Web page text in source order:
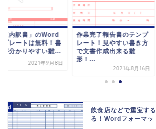
支内訳書」のWord
プレートは無料！書
が分かりやすい雛...
2021年9月8日
作業完了報告書のテンプ
レート！見やすい書き方
で文書作成出来る雛
形！...
2021年8月16日
飲食店などで重宝す
る！Wordフォーマッ